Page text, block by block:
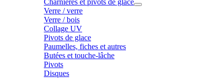
Verre / verre
Verre / bois
Collage UV
Pivots de glace
Paumelles, fiches et autres
Butées et touche-lâche
Pivots
Disques